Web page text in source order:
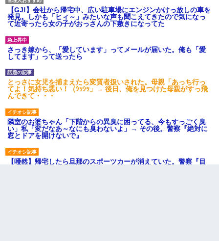
【GJ!】会社から帰宅中、広い駐車場にエンジンかけっ放しの車を
発見。しかも「ヒィ～」みたいな声も聞こえてきたので気になっ
て近寄ったら女の子がおっさんの下敷きになってた
さっき嫁から、「愛しています」ってメールが届いた。俺も「愛
してます」って送ったら
とっさに女児を捕まえたら変質者扱いされた。母親「あっち行っ
てよ！気持ち悪い！（ｼｯｼｯ」→ 後日、俺を見つけた母親がすっ飛
んできて・・・
隣室のお婆ちゃん「下階からの異臭に困ってる、今もすっごく臭
い」私「変だなあ～なにも臭わないよ」→ その後。警察『絶対に
窓とドアを開けないで』
【唖然】帰宅したら旦那のスポーツカーが消えていた。警察『目